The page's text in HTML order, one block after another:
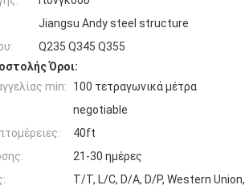
Jiangsu Andy steel structure
Q235 Q345 Q355
Όροι:
min:
100 τετραγωνικά μέτρα
negotiable
40ft
21-30 ημέρες
T/T, L/C, D/A, D/P, Western Union,